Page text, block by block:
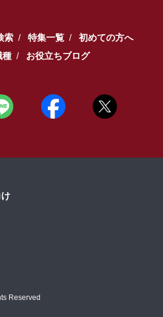
索 特集一覧
初めての方へ
種
お役立ちブログ
Reserved